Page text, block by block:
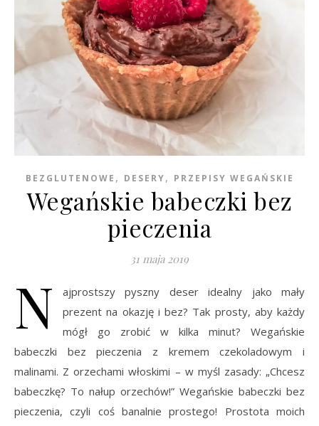
BEZGLUTENOWE , DESERY, PRZEPISY WEGAŃSKIE
Wegańskie babeczki bez
pieczenia
31 maja 2019
N
ajprostszy pyszny deser idealny jako mały
prezent na okazję i bez? Tak prosty, aby każdy
mógł go zrobić w kilka minut? Wegańskie
babeczki bez pieczenia z kremem czekoladowym i
malinami. Z orzechami włoskimi – w myśl zasady: „Chcesz
babeczkę? To nałup orzechów!” Wegańskie babeczki bez
pieczenia, czyli coś banalnie prostego! Prostota moich